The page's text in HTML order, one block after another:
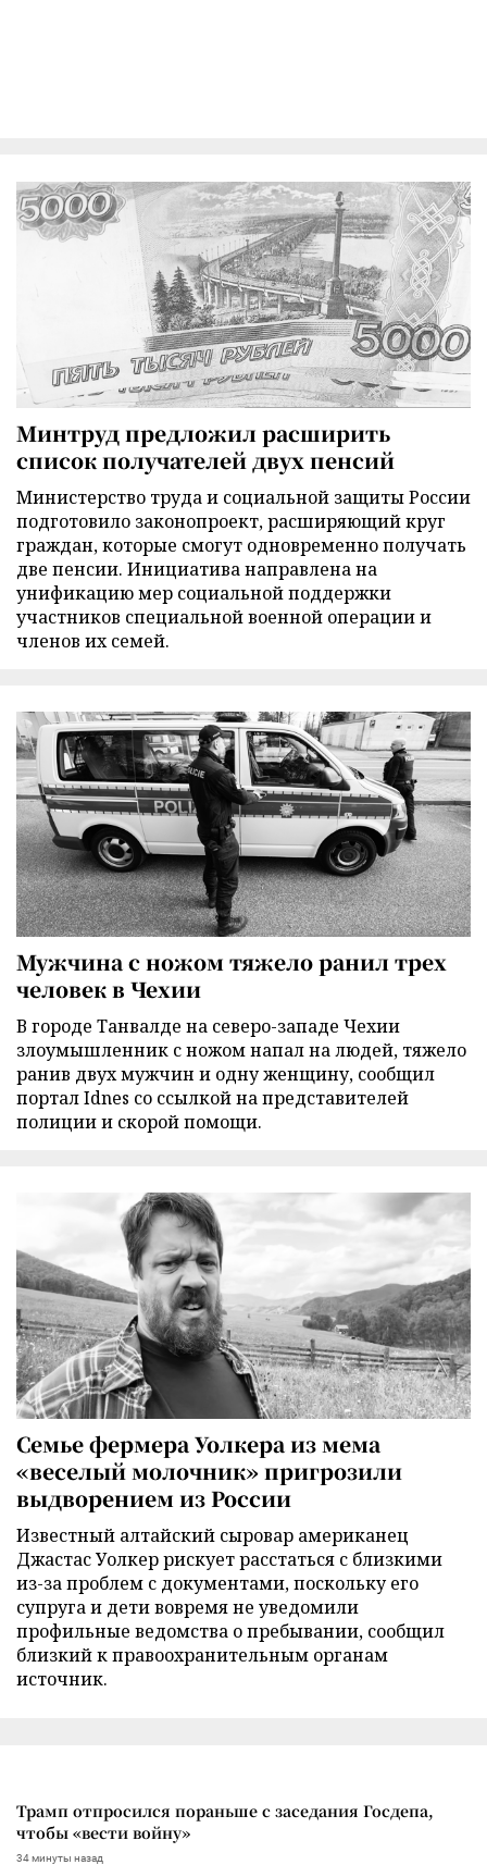
Минтруд предложил расширить
список получателей двух пенсий
Министерство труда и социальной защиты России
подготовило законопроект, расширяющий круг
граждан, которые смогут одновременно получать
две пенсии. Инициатива направлена на
унификацию мер социальной поддержки
участников специальной военной операции и
членов их семей.
Мужчина с ножом тяжело ранил трех
человек в Чехии
В городе Танвалде на северо-западе Чехии
злоумышленник с ножом напал на людей, тяжело
ранив двух мужчин и одну женщину, сообщил
портал Idnes со ссылкой на представителей
полиции и скорой помощи.
Семье фермера Уолкера из мема
«веселый молочник» пригрозили
выдворением из России
Известный алтайский сыровар американец
Джастас Уолкер рискует расстаться с близкими
из-за проблем с документами, поскольку его
супруга и дети вовремя не уведомили
профильные ведомства о пребывании, сообщил
близкий к правоохранительным органам
источник.
Трамп отпросился пораньше с заседания Госдепа,
чтобы «вести войну»
34 минуты назад